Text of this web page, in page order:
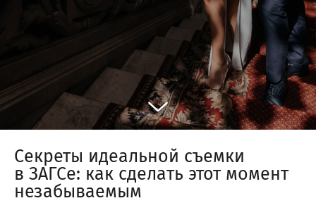
Секреты идеальной съемки
в ЗАГСе: как сделать этот момент
незабываемым